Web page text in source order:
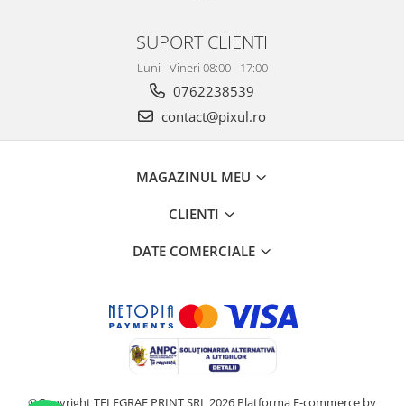
SUPORT CLIENTI
Luni - Vineri 08:00 - 17:00
0762238539
contact@pixul.ro
MAGAZINUL MEU
CLIENTI
DATE COMERCIALE